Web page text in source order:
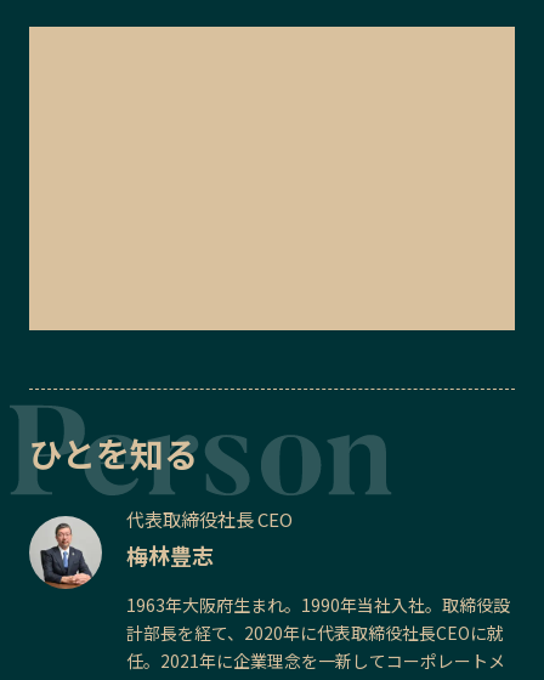
ひとを知る
代表取締役社長 CEO
梅林豊志
1963年大阪府生まれ。1990年当社入社。取締役設
計部長を経て、2020年に代表取締役社長CEOに就
任。2021年に企業理念を一新してコーポレートメ